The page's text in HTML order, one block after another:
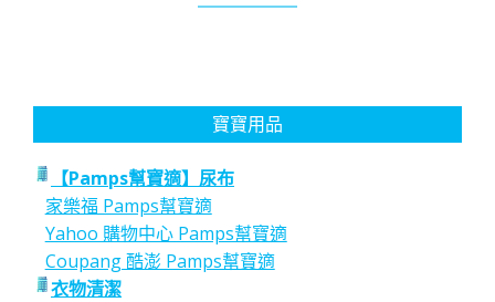
寶寶用品
【Pamps幫寶適】尿布
家樂福 Pamps幫寶適
Yahoo 購物中心 Pamps幫寶適
Coupang 酷澎 Pamps幫寶適
衣物清潔